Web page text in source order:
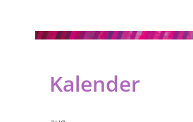
Kalender